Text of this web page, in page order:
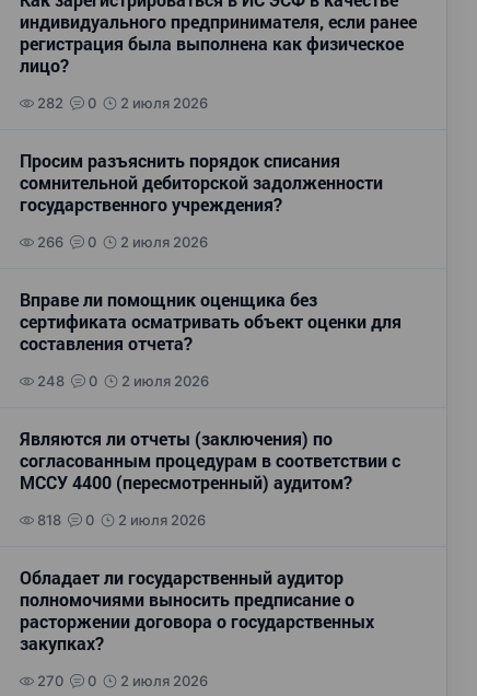
индивидуального предпринимателя, если ранее
регистрация была выполнена как физическое
лицо?
282 0 2 июля 2026
Просим разъяснить порядок списания
сомнительной дебиторской задолженности
государственного учреждения?
266 0 2 июля 2026
Вправе ли помощник оценщика без
сертификата осматривать объект оценки для
составления отчета?
248 0 2 июля 2026
Являются ли отчеты (заключения) по
согласованным процедурам в соответствии с
МССУ 4400 (пересмотренный) аудитом?
818 0 2 июля 2026
Обладает ли государственный аудитор
полномочиями выносить предписание о
расторжении договора о государственных
закупках?
270 0 2 июля 2026